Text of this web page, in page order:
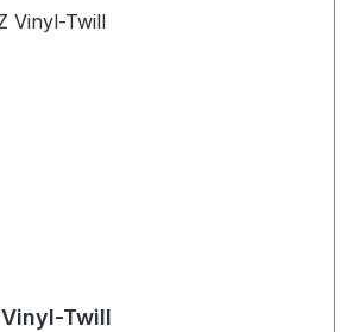
HINTERSITZ Vinyl-Twill